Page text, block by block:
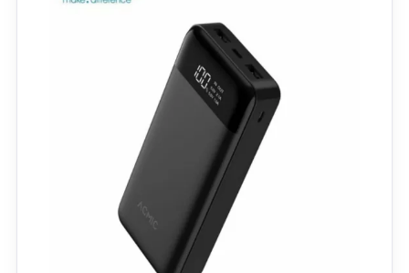
Kompabilitas yang banyak tersebut juga
berkat adanya kabel data type-c yang
kompatibel dengan perangkat modern.
Bobotnya ringan dan nyaman dibawa meski
memiliki ketebalan yang terasa mengganjal di
kantong celana.